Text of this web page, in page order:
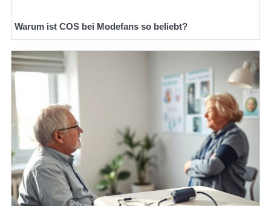
Warum ist COS bei Modefans so beliebt?